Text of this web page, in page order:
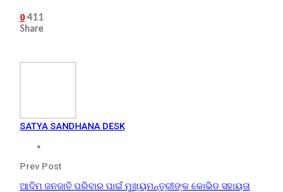
0 411
Share
SATYA SANDHANA DESK
Prev Post
ଆଦିମ ଜନଜାତି ପରିବାର ପାଇଁ ମୁଖ୍ୟମନ୍ତ୍ରୀଙ୍କ କୋଭିଡ ସହାୟତା